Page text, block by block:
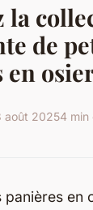
la
de
août 20254 min
panières en